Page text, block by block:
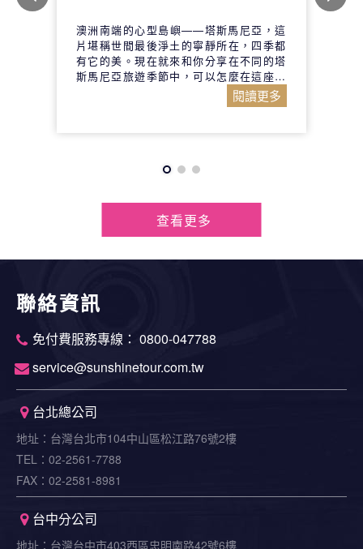
澳洲南端的心型島嶼——塔斯馬尼亞，這
片堪稱世間最後淨土的寧靜所在，四季都
有它的美。現在就來和你分享在不同的塔
斯馬尼亞旅遊季節中，可以怎麼在這座島
閱讀更多
查看更多
聯絡資訊
免付費服務專線： 0800-047788
service@sunshinetour.com.tw
台北總公司
地址：台灣台北市104中山區松江路76號2樓
TEL：02-2561-7788
FAX：02-2581-8981
台中分公司
地址：台灣台中市403西區忠明南路42號6樓